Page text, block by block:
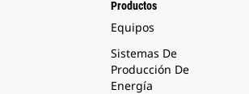
Productos
Equipos
Sistemas De
Producción De
Energía